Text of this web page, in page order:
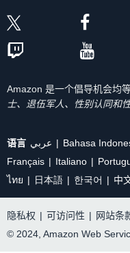
Amazon 是一个倡导机会均
士、退伍军人、性别认同和
语言 عربي Bahasa
Français
Italiano
ไทย
日本語 한국어 中
隐私权 | 可访问性 | 网站条
© 2024, Amazon Web